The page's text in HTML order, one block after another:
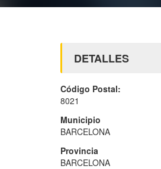
DETALLES
Código Postal:
8021
Municipio
BARCELONA
Provincia
BARCELONA